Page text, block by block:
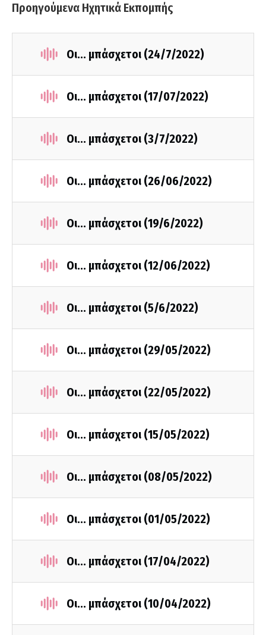
Προηγούμενα Ηχητικά Εκπομπής
Οι... μπάσχετοι (24/7/2022)
Οι... μπάσχετοι (17/07/2022)
Οι... μπάσχετοι (3/7/2022)
Οι... μπάσχετοι (26/06/2022)
Οι... μπάσχετοι (19/6/2022)
Οι... μπάσχετοι (12/06/2022)
Οι... μπάσχετοι (5/6/2022)
Οι... μπάσχετοι (29/05/2022)
Οι... μπάσχετοι (22/05/2022)
Οι... μπάσχετοι (15/05/2022)
Οι... μπάσχετοι (08/05/2022)
Οι... μπάσχετοι (01/05/2022)
Οι... μπάσχετοι (17/04/2022)
Οι... μπάσχετοι (10/04/2022)